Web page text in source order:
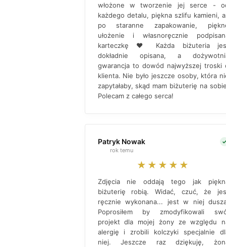
włożone w tworzenie jej serce -
każdego detalu, piękna szlifu kamieni,
po staranne zapakowanie,
ułożenie i własnoręcznie
karteczkę ♥ Każda biżuteria
dokładnie opisana, a
gwarancja to dowód najwyższej troski
klienta. Nie było jeszcze osoby, która
zapytałaby, skąd mam biżuterię na
Polecam z całego serca!
Patryk Nowak
rok temu
★★★★★
Zdjęcia nie oddają tego jak
biżuterię robią. Widać, czuć, że
ręcznie wykonana... jest w niej
Poprosiłem by zmodyfikowali
projekt dla mojej żony ze względu
alergię i zrobili kolczyki specjalnie
niej. Jeszcze raz dziękuję,